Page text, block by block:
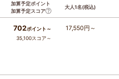
加算予定ポイント
加算予定スコア
大人1名(税込)
702ポイント～
35,100スコア～
17,550円～